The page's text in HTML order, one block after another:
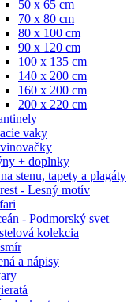
50 x 65 cm
70 x 80 cm
80 x 100 cm
90 x 120 cm
100 x 135 cm
140 x 200 cm
160 x 200 cm
200 x 220 cm
vaky
+ doplnky
stenu, tapety a plagáty
- Lesný motív
- Podmorský svet
kolekcia
a nápisy